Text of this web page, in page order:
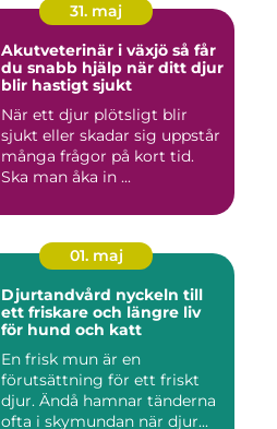
31. maj
Akutveterinär i växjö så får
du snabb hjälp när ditt djur
blir hastigt sjukt
När ett djur plötsligt blir
sjukt eller skadar sig uppstår
många frågor på kort tid.
Ska man åka in ...
01. maj
Djurtandvård nyckeln till
ett friskare och längre liv
för hund och katt
En frisk mun är en
förutsättning för ett friskt
djur. Ändå hamnar tänderna
ofta i skymundan när djur...